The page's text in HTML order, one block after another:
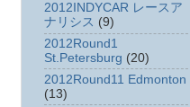
2012INDYCAR レースア
ナリシス (9)
2012Round1
St.Petersburg (20)
2012Round11 Edmonton
(13)